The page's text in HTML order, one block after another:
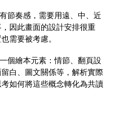
節奏感，需要用遠、中、近
因此畫面的設計安排很重
需要被考慮。
個繪本元素：情節、翻頁設
白、圖文關係等，解析實際
如何將這些概念轉化為共讀